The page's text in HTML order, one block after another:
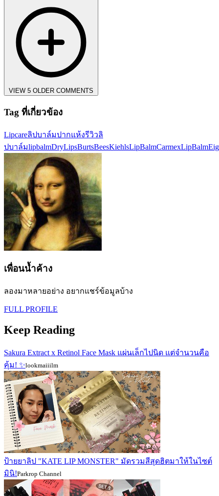
VIEW 5 OLDER COMMENTS
Tag ที่เกี่ยวข้อง
Lipcareลิปบาล์มปากแห้งรีวิวลิ
ปบาล์มlipbalmDryLipsBurtsBeesKiehlsLipBalmCarmexLipBalm
เพื่อนน้ำค้าง
ลองมาหลายอย่าง อยากแชร์ข้อมูลบ้าง
FULL PROFILE
Keep Reading
Sakura Extract x Retinol Face Mask แผ่นเล็กไปนิด แต่จำนวนคือ
คุ้ม! ✨lookmaiiilm
ป้ายยาลิป "KATE LIP MONSTER" มัดรวมสีสุดฮิตมาให้ในไซต์
มินิ!Parkrop Channel